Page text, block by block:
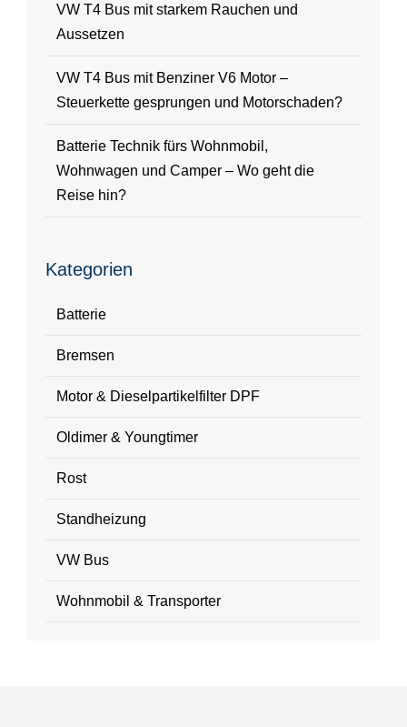
VW T4 Bus mit starkem Rauchen und
Aussetzen
VW T4 Bus mit Benziner V6 Motor –
Steuerkette gesprungen und Motorschaden?
Batterie Technik fürs Wohnmobil,
Wohnwagen und Camper – Wo geht die
Reise hin?
Kategorien
Batterie
Bremsen
Motor & Dieselpartikelfilter DPF
Oldimer & Youngtimer
Rost
Standheizung
VW Bus
Wohnmobil & Transporter